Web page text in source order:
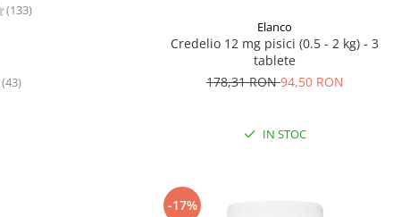
(133)
(43)
Elanco
Credelio 12 mg pisici (0.5 - 2 kg) - 3
tablete
178,31 RON94,50 RON
IN STOC
-17%